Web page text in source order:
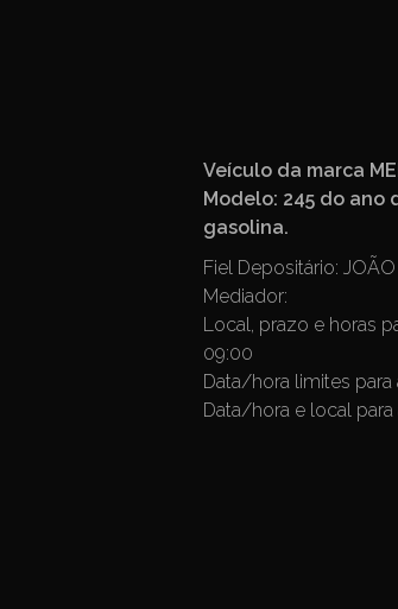
Veículo da marca
Modelo: 245 do ano
gasolina.
Fiel Depositário: JOÃO
Mediador:
Local, prazo e horas
09:00
Data/hora limites
Data/hora e local